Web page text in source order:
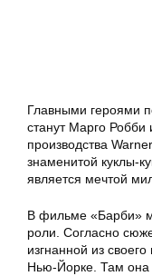
Главными героями
станут Марго Робби
производства
знаменитой куклы-
является мечтой
В фильме «Барби»
роли. Согласно
изгнанной из
Нью-Йорке. Там она